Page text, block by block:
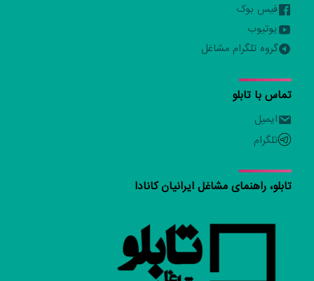
فیس بوک
یوتیوب
گروه تلگرام مشاغل
تماس با تابلو
ایمیل
تلگرام
تابلو، راهنمای مشاغل ایرانیان کانادا